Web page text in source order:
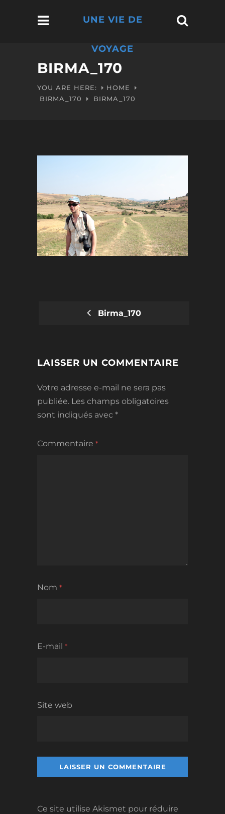
UNE VIE DE
VOYAGE
BIRMA_170
YOU ARE HERE:
HOME
BIRMA_170
BIRMA_170
Birma_170
LAISSER UN COMMENTAIRE
Votre adresse e-mail ne sera pas
publiée. Les champs obligatoires
sont indiqués avec *
Commentaire *
Nom *
E-mail *
Site web
Ce site utilise Akismet pour réduire